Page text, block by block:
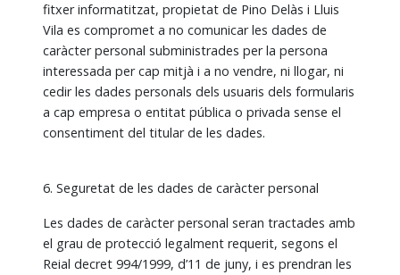
fitxer informatitzat, propietat de Pino Delàs i Lluis
Vila es compromet a no comunicar les dades de
caràcter personal subministrades per la persona
interessada per cap mitjà i a no vendre, ni llogar, ni
cedir les dades personals dels usuaris dels formularis
a cap empresa o entitat pública o privada sense el
consentiment del titular de les dades.
6. Seguretat de les dades de caràcter personal
Les dades de caràcter personal seran tractades amb
el grau de protecció legalment requerit, segons el
Reial decret 994/1999, d’11 de juny, i es prendran les